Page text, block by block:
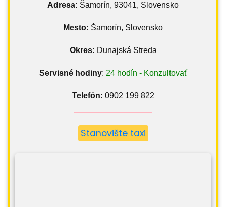
Adresa: Šamorín, 93041, Slovensko
Mesto: Šamorín, Slovensko
Okres: Dunajská Streda
Servisné hodiny: 24 hodín - Konzultovať
Telefón: 0902 199 822
Stanovište taxi